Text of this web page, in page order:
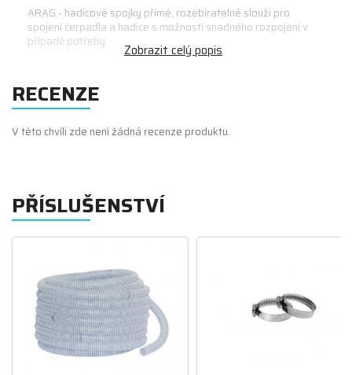
ARAG - hadicové spojky přímé, rozebíratelné slouži pro
spojení čerpadla a hadice s možností snadného rozpojení v
případě potřeby.
RECENZE
V této chvíli zde není žádná recenze produktu.
PŘÍSLUŠENSTVÍ